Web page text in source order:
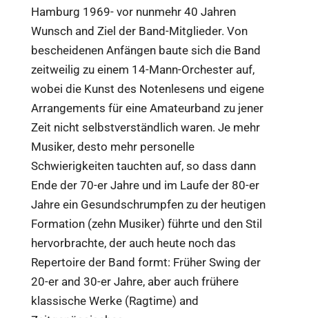
Hamburg 1969- vor nunmehr 40 Jahren
Wunsch and Ziel der Band-Mitglieder. Von
bescheidenen Anfängen baute sich die Band
zeitweilig zu einem 14-Mann-Orchester auf,
wobei die Kunst des Notenlesens und eigene
Arrangements für eine Amateurband zu jener
Zeit nicht selbstverständlich waren. Je mehr
Musiker, desto mehr personelle
Schwierigkeiten tauchten auf, so dass dann
Ende der 70-er Jahre und im Laufe der 80-er
Jahre ein Gesundschrumpfen zu der heutigen
Formation (zehn Musiker) führte und den Stil
hervorbrachte, der auch heute noch das
Repertoire der Band formt: Früher Swing der
20-er and 30-er Jahre, aber auch frühere
klassische Werke (Ragtime) and